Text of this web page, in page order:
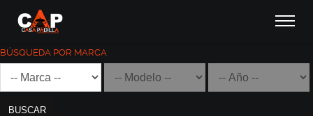
BÚSQUEDA POR MARCA
BUSCAR